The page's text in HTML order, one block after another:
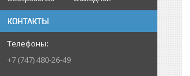
КОНТАКТЫ
+7 (747) 480-26-49